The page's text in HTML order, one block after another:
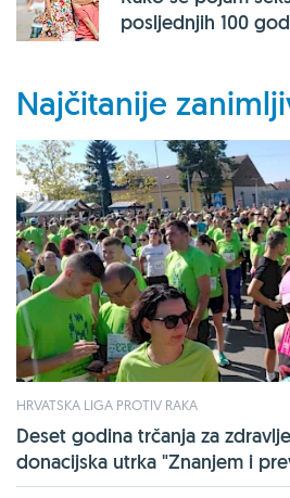
posljednjih 100
Najčitanije
HRVATSKA LIGA PROTIV RAKA
Deset godina trčanja za
donacijska utrka "Znanjem i